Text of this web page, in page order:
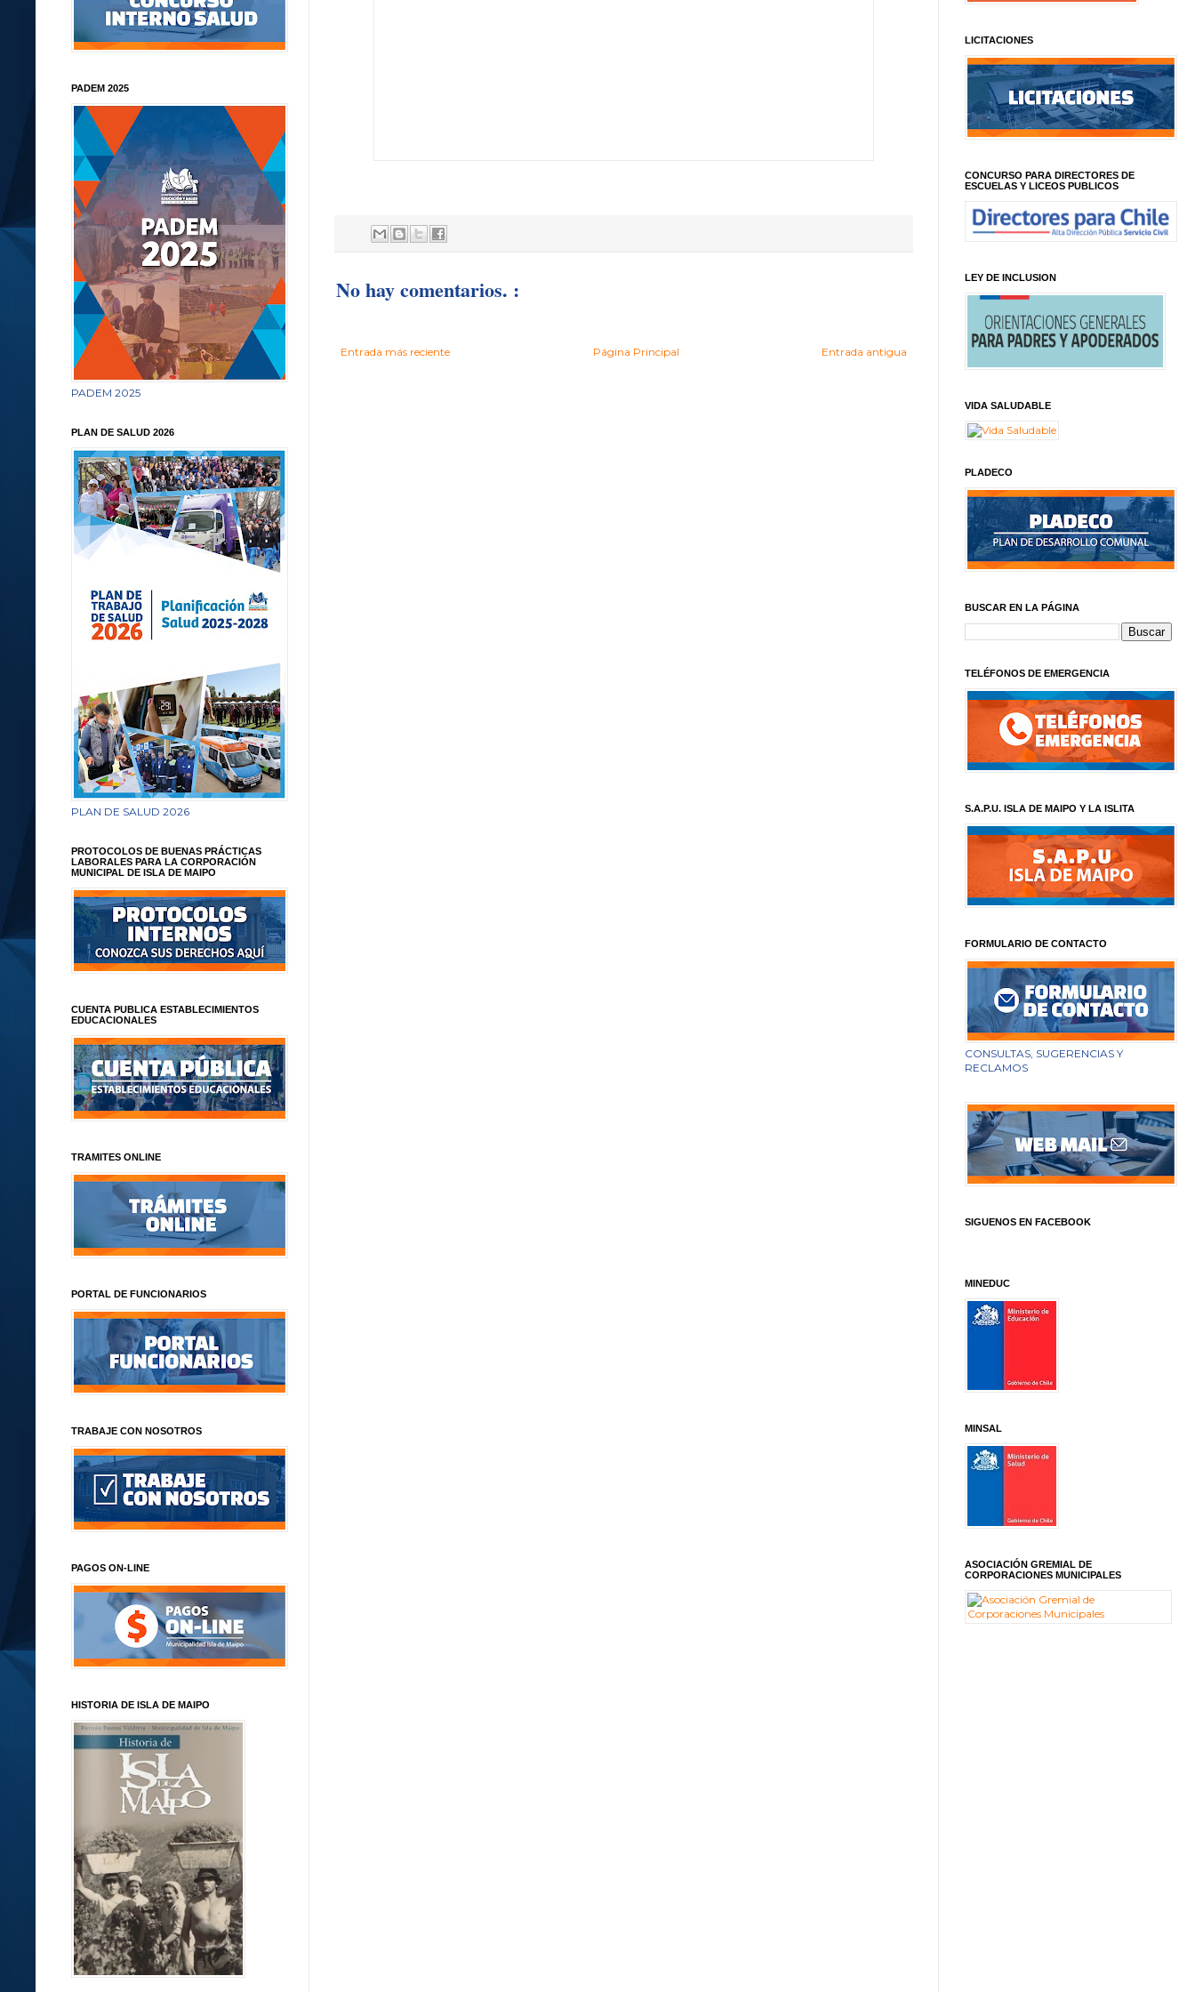
No hay comentarios. :
Entrada más reciente Entrada antigua
Página Principal
PADEM 2025
PADEM 2025
PLAN DE SALUD 2026
PLAN DE SALUD 2026
PROTOCOLOS DE BUENAS PRÁCTICAS
LABORALES PARA LA CORPORACIÓN
MUNICIPAL DE ISLA DE MAIPO
CUENTA PUBLICA ESTABLECIMIENTOS
EDUCACIONALES
TRAMITES ONLINE
PORTAL DE FUNCIONARIOS
TRABAJE CON NOSOTROS
PAGOS ON-LINE
HISTORIA DE ISLA DE MAIPO
LICITACIONES
CONCURSO PARA DIRECTORES DE
ESCUELAS Y LICEOS PUBLICOS
LEY DE INCLUSION
VIDA SALUDABLE
PLADECO
BUSCAR EN LA PÁGINA
TELÉFONOS DE EMERGENCIA
S.A.P.U. ISLA DE MAIPO Y LA ISLITA
FORMULARIO DE CONTACTO
CONSULTAS, SUGERENCIAS Y
RECLAMOS
SIGUENOS EN FACEBOOK
MINEDUC
MINSAL
ASOCIACIÓN GREMIAL DE
CORPORACIONES MUNICIPALES